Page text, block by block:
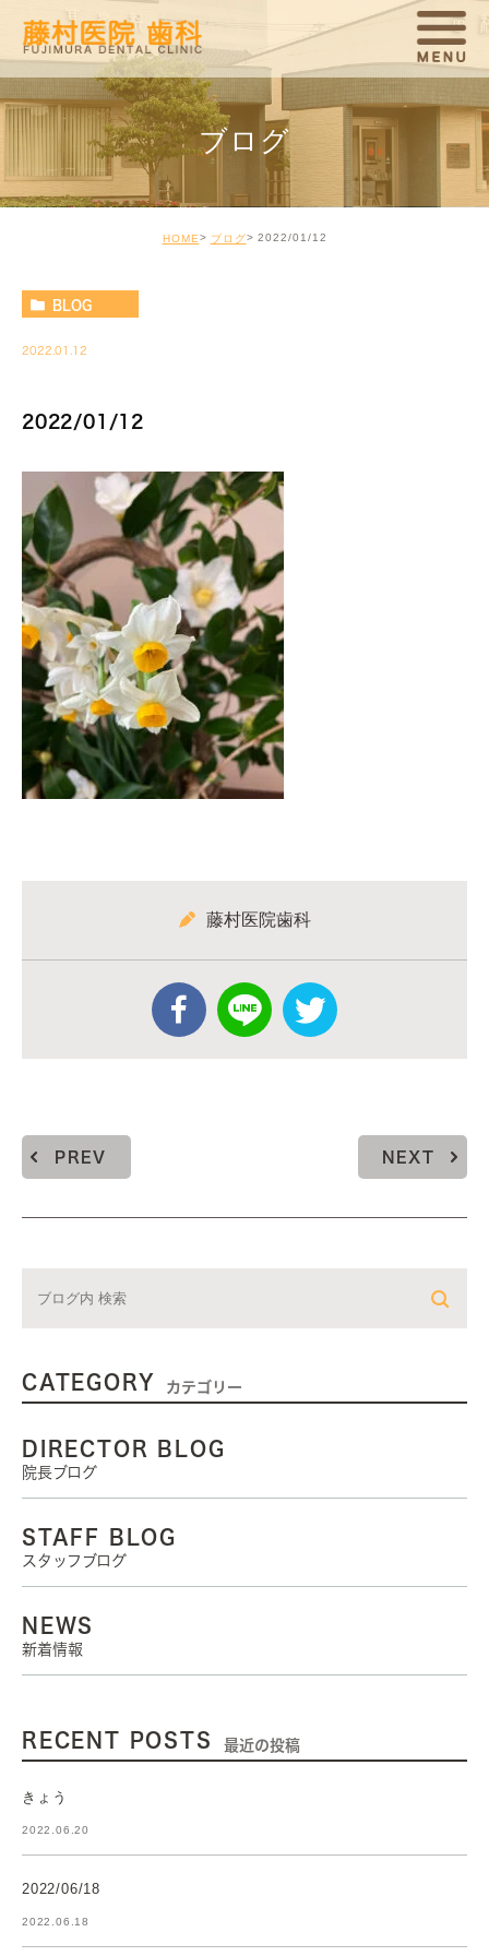
ブログ
HOME ブログ 2022/01/12
BLOG
2022.01.12
2022/01/12
藤村医院歯科
PREV NEXT
CATEGORY カテゴリー
DIRECTOR BLOG
院長ブログ
STAFF BLOG
スタッフブログ
NEWS
新着情報
RECENT POSTS 最近の投稿
きょう
2022.06.20
2022/06/18
2022.06.18